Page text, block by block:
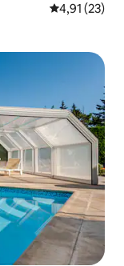
Gemiddelde
4,91 (23)